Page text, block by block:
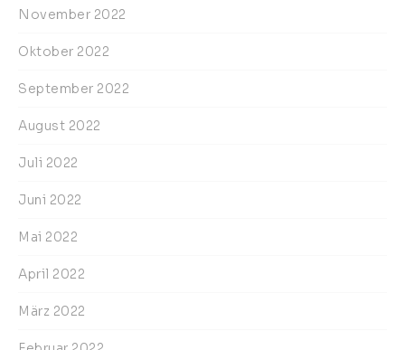
November 2022
Oktober 2022
September 2022
August 2022
Juli 2022
Juni 2022
Mai 2022
April 2022
März 2022